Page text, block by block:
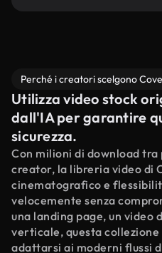
Perché i creatori scelgono
Utilizza video stock
dall'IA per garantire
sicurezza.
Con milioni di download
creator, la libreria video di
cinematografico e
velocemente senza
una landing page, un video
verticale, questa
adattarsi ai moderni flussi